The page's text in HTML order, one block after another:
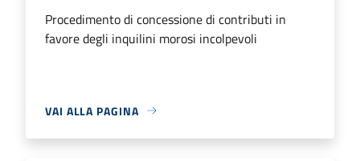
Procedimento di concessione di contributi in
favore degli inquilini morosi incolpevoli
VAI ALLA PAGINA